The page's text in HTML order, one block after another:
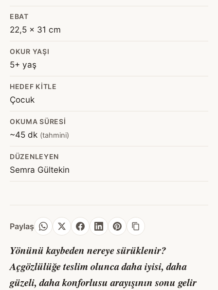
EBAT
22,5 x 31 cm
OKUR YAŞI
5+ yaş
HEDEF KITLE
Çocuk
OKUMA SÜRESI
~45 dk (tahmini)
DÜZENLEYEN
Semra Gültekin
Paylaş
Yönünü kaybeden nereye sürüklenir?
Açgözlülüğe teslim olunca daha iyisi, daha
güzeli, daha konforlusu arayışının sonu gelir